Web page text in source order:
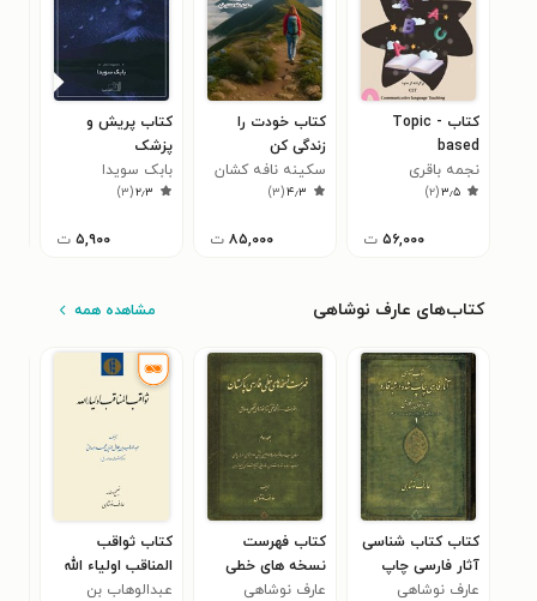
کتاب Topic -
based
conversation 1
نجمه باقری
۳٫۵(۲)
۵۶,۰۰۰ ت
کتاب خودت را
زندگی کن
سکینه نافه کشان
فرد ۴٫۳(۳)
۸۵,۰۰۰ ت
کتاب پریش و
پزشک
بابک سویدا
۲٫۳(۳)
۵,۹۰۰ ت
کتاب‌های عارف نوشاهی مشاهده همه
کتاب کتاب شناسی
آثار فارسی چاپ
شده در شبه قاره
عارف نوشاهی
کتاب فهرست
نسخه های خطی
فارسی پاکستان؛
عارف نوشاهی
کتاب ثواقب
المناقب اولیاء الله
عبدالوهاب بن